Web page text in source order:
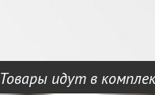
Товары идут в